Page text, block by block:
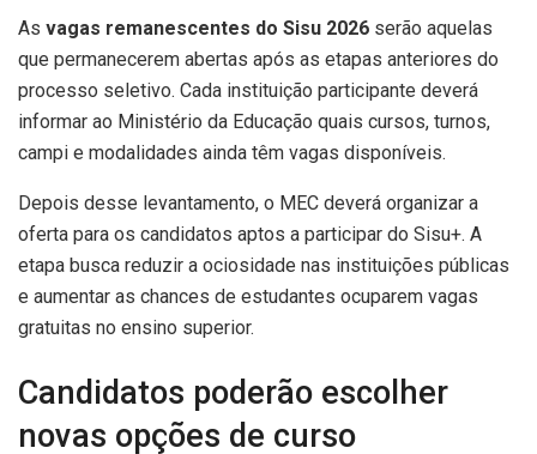
As vagas remanescentes do Sisu 2026 serão aquelas
que permanecerem abertas após as etapas anteriores do
processo seletivo. Cada instituição participante deverá
informar ao Ministério da Educação quais cursos, turnos,
campi e modalidades ainda têm vagas disponíveis.
Depois desse levantamento, o MEC deverá organizar a
oferta para os candidatos aptos a participar do Sisu+. A
etapa busca reduzir a ociosidade nas instituições públicas
e aumentar as chances de estudantes ocuparem vagas
gratuitas no ensino superior.
Candidatos poderão escolher
novas opções de curso